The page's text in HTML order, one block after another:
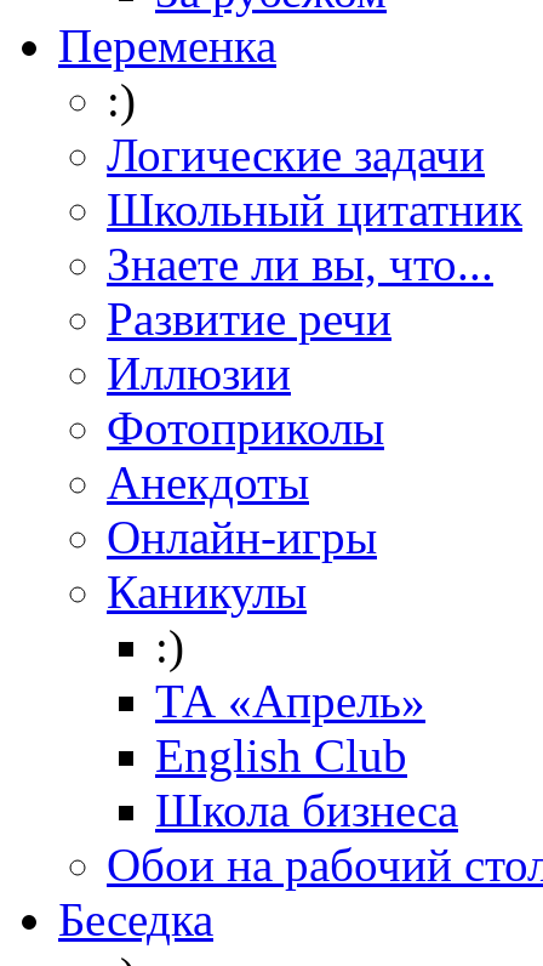
Переменка
:)
Логические задачи
Школьный цитатник
Знаете ли вы, что...
Развитие речи
Иллюзии
Фотоприколы
Анекдоты
Онлайн-игры
Каникулы
:)
ТА «Апрель»
English Club
Школа бизнеса
Обои на рабочий
Беседка